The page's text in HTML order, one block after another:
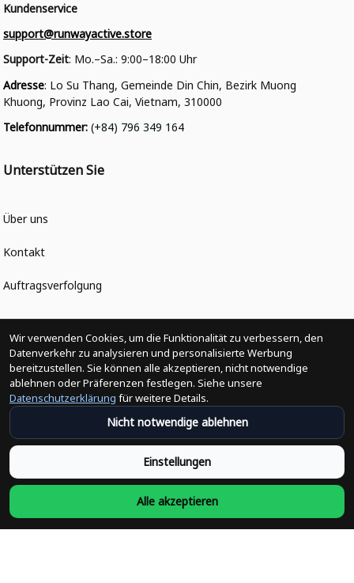
Kundenservice
support@runwayactive.store
Support-Zeit: Mo.–Sa.: 9:00–18:00 Uhr
Adresse: Lo Su Thang, Gemeinde Din Chin, Bezirk Muong
Khuong, Provinz Lao Cai, Vietnam, 310000
Telefonnummer: (+84) 796 349 164
Unterstützen Sie
Über uns
Kontakt
Auftragsverfolgung
Politiken
Änderungen der Bestellung
Versandpolitik
Rückerstattungsrichtlinie
Rückgabepolitik
Wir verwenden Cookies, um die Funktionalität zu verbessern, den
Datenverkehr zu analysieren und personalisierte Werbung
bereitzustellen. Sie können alle akzeptieren, nicht notwendige
ablehnen oder Präferenzen festlegen. Siehe unsere
Datenschutzerklärung für weitere Details.
Nicht notwendige ablehnen
Einstellungen
Alle akzeptieren